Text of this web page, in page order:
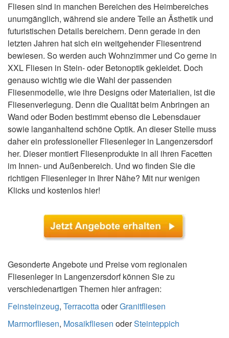
Fliesen sind in manchen Bereichen des Heimbereiches
unumgänglich, während sie andere Teile an Ästhetik und
futuristischen Details bereichern. Denn gerade in den
letzten Jahren hat sich ein weitgehender Fliesentrend
bewiesen. So werden auch Wohnzimmer und Co gerne in
XXL Fliesen in Stein- oder Betonoptik gekleidet. Doch
genauso wichtig wie die Wahl der passenden
Fliesenmodelle, wie ihre Designs oder Materialien, ist die
Fliesenverlegung. Denn die Qualität beim Anbringen an
Wand oder Boden bestimmt ebenso die Lebensdauer
sowie langanhaltend schöne Optik. An dieser Stelle muss
daher ein professioneller Fliesenleger in Langenzersdorf
her. Dieser montiert Fliesenprodukte in all ihren Facetten
im Innen- und Außenbereich. Und wo finden Sie die
richtigen Fliesenleger in Ihrer Nähe? Mit nur wenigen
Klicks und kostenlos hier!
Gesonderte Angebote und Preise vom regionalen
Fliesenleger in Langenzersdorf können Sie zu
verschiedenartigen Themen hier anfragen:
Feinsteinzeug, TerracottaoderGranitfliesen
Marmorfliesen, Mosaikfliesen oderSteinteppich